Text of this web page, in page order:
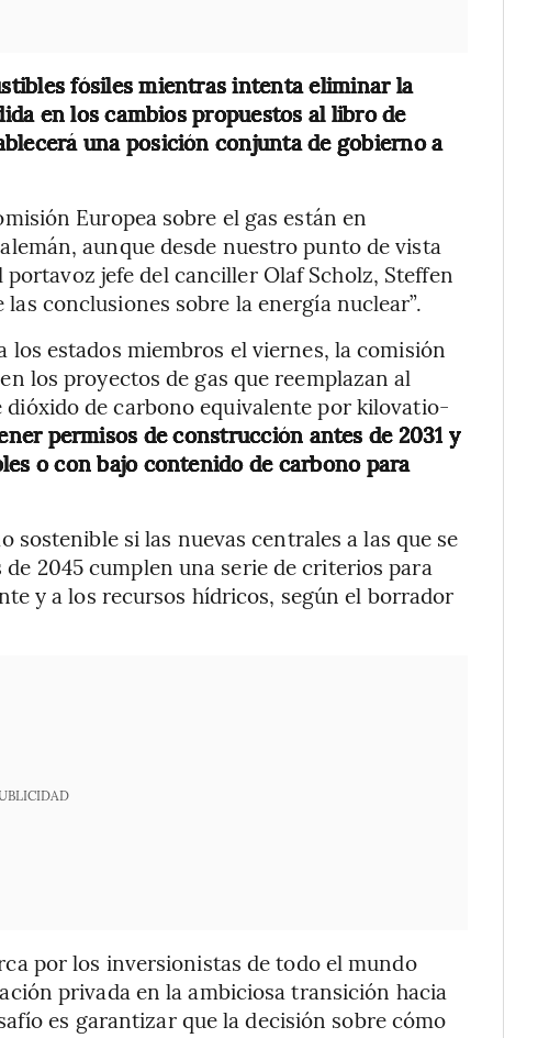
fósiles mientras intenta eliminar la
en los cambios propuestos al libro de
una posición conjunta de gobierno a
Europea sobre el gas están en
aunque desde nuestro punto de vista
jefe del canciller Olaf Scholz, Steffen
conclusiones sobre la energía nuclear”.
estados miembros el viernes, la comisión
los proyectos de gas que reemplazan al
de carbono equivalente por kilovatio-
permisos de construcción antes de 2031 y
o con bajo contenido de carbono para
si las nuevas centrales a las que se
2045 cumplen una serie de criterios para
y a los recursos hídricos, según el borrador
por los inversionistas de todo el mundo
privada en la ambiciosa transición hacia
es garantizar que la decisión sobre cómo